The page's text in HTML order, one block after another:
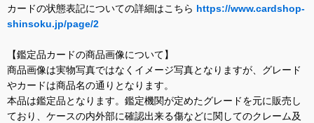
カードの状態表記についての詳細はこちら https://www.cardshop-
shinsoku.jp/page/2
【鑑定品カードの商品画像について】
商品画像は実物写真ではなくイメージ写真となりますが、グレード
やカードは商品名の通りとなります。
本品は鑑定品となります。鑑定機関が定めたグレードを元に販売し
ており、ケースの内外部に確認出来る傷などに関してのクレーム及